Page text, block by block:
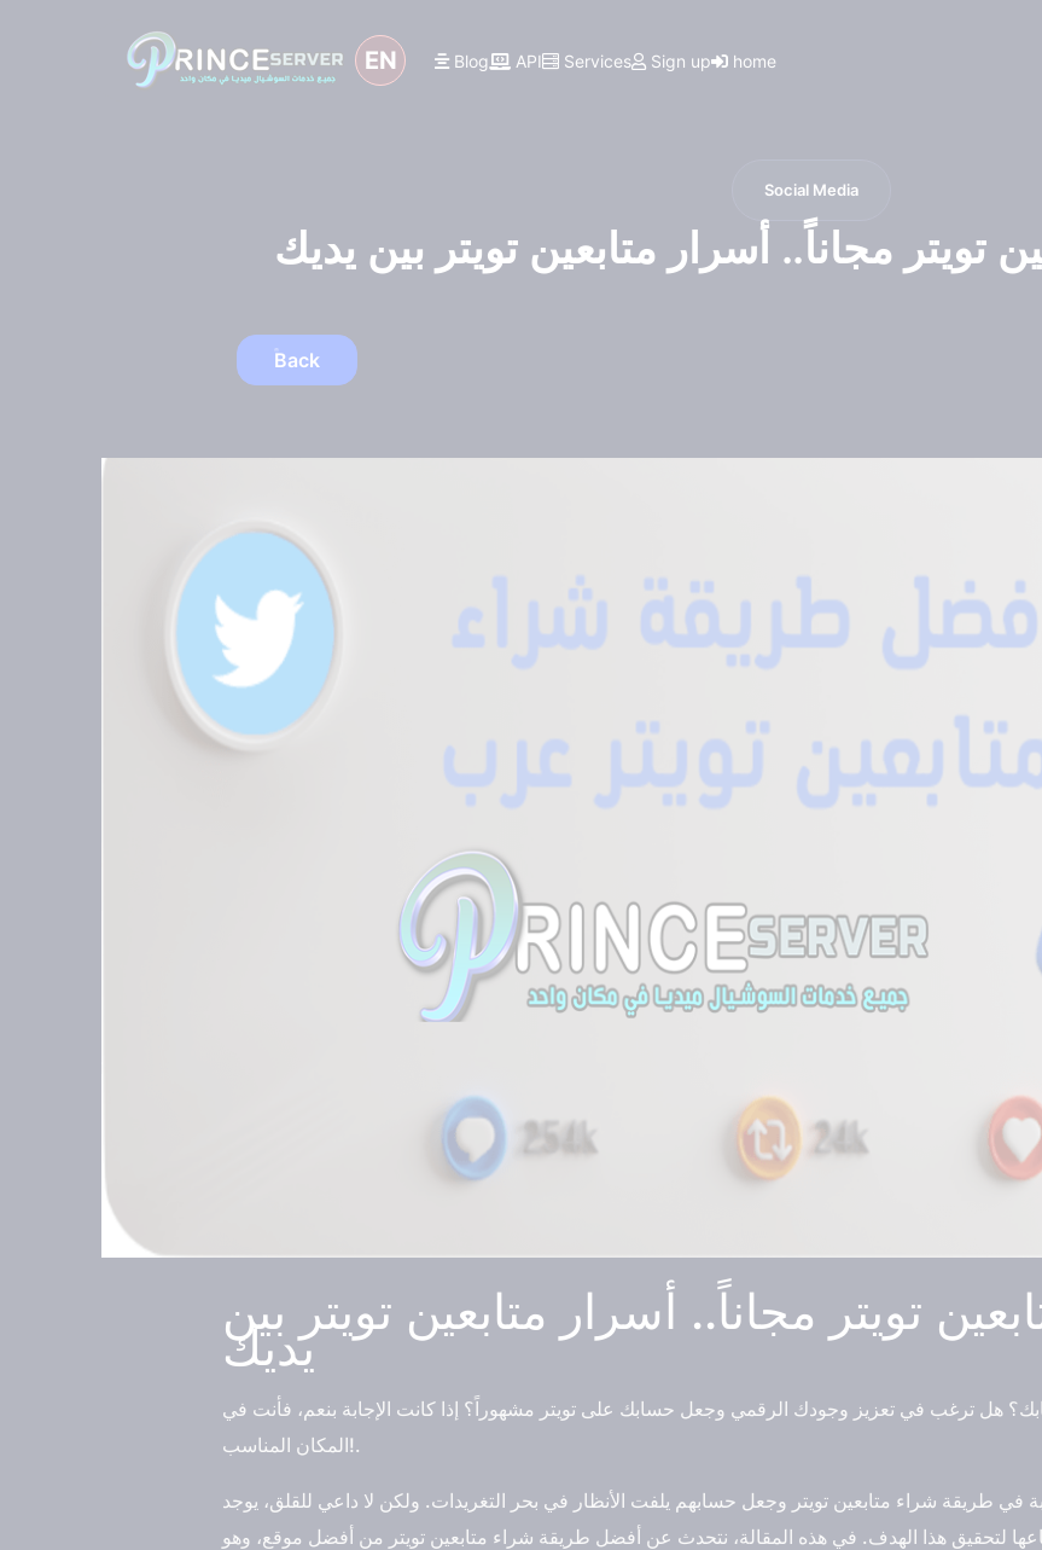
EN Blog API Services Sign up home
Social Media
تويتر مجاناً.. أسرار متابعين تويتر بين يديك
Back
تويتر مجاناً.. أسرار متابعين تويتر بين
يديك
هل ترغب في تعزيز وجودك الرقمي وجعل حسابك على تويتر مشهوراً؟ إذا كانت الإجابة بنعم، فأنت في
المكان المناسب!.
في طريقة شراء متابعين تويتر وجعل حسابهم يلفت الأنظار في بحر التغريدات. ولكن لا داعي للقلق، يوجد
لتحقيق هذا الهدف. في هذه المقالة، نتحدث عن أفضل طريقة شراء متابعين تويتر من أفضل موقع، وهو